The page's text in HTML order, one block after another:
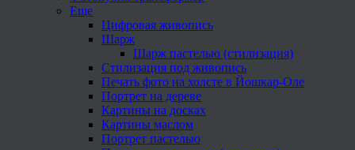
Еще
Цифровая живопись
Шарж
Шарж пастелью (стилизация)
Стилизация под живопись
Печать фото на холсте в Йошкар-Оле
Портрет на дереве
Картины на досках
Картины маслом
Портрет пастелью